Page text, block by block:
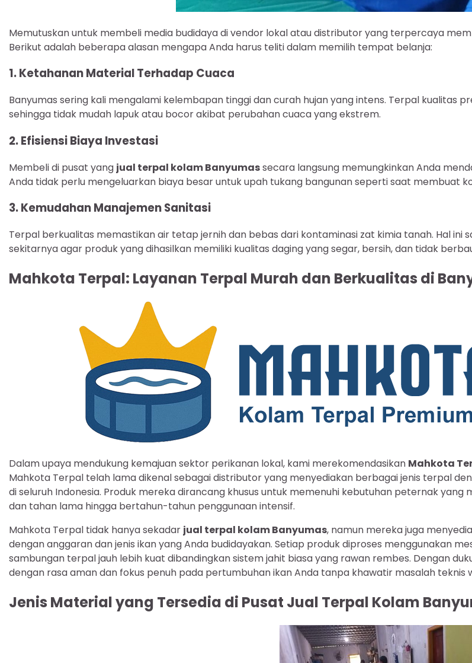
Memutuskan untuk membeli media budidaya di vendor lokal atau distributor yang terpercaya
Berikut adalah beberapa alasan mengapa Anda harus teliti dalam memilih tempat belanja:
1. Ketahanan Material Terhadap Cuaca
Banyumas sering kali mengalami kelembapan tinggi dan curah hujan yang intens. Terpal kualitas
sehingga tidak mudah lapuk atau bocor akibat perubahan cuaca yang ekstrem.
2. Efisiensi Biaya Investasi
Membeli di pusat yang jual terpal kolam Banyumassecara langsung memungkinkan Anda
Anda tidak perlu mengeluarkan biaya besar untuk upah tukang bangunan seperti saat membuat
3. Kemudahan Manajemen Sanitasi
Terpal berkualitas memastikan air tetap jernih dan bebas dari kontaminasi zat kimia tanah. Hal ini
sekitarnya agar produk yang dihasilkan memiliki kualitas daging yang segar, bersih, dan tidak
Mahkota Terpal: Layanan Terpal Murah dan Berkualitas di
Dalam upaya mendukung kemajuan sektor perikanan lokal, kami merekomendasikan Mahkota
Mahkota Terpal telah lama dikenal sebagai distributor yang menyediakan berbagai jenis terpal
di seluruh Indonesia. Produk mereka dirancang khusus untuk memenuhi kebutuhan peternak
dan tahan lama hingga bertahun-tahun penggunaan intensif.
Mahkota Terpal tidak hanya sekadar jual terpal kolam Banyumas, namun mereka juga
dengan anggaran dan jenis ikan yang Anda budidayakan. Setiap produk diproses menggunakan
sambungan terpal jauh lebih kuat dibandingkan sistem jahit biasa yang rawan rembes. Dengan
dengan rasa aman dan fokus penuh pada pertumbuhan ikan Anda tanpa khawatir masalah teknis
Jenis Material yang Tersedia di Pusat Jual Terpal Kolam